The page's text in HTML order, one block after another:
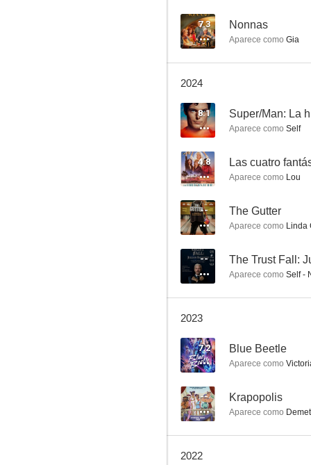
Thelma & Louise
7.8
7.5
7.3 Nonnas
Aparece como Gia
2024
8.1
Aparece como Self
4.8 Las cuatro
Aparece como Lou
-- The Gutter
Aparece como Linda
-- The Trust Fall:
Aparece como Self -
2023
7.2 Blue Beetle
Aparece como
-- Krapopolis
Aparece como
2022